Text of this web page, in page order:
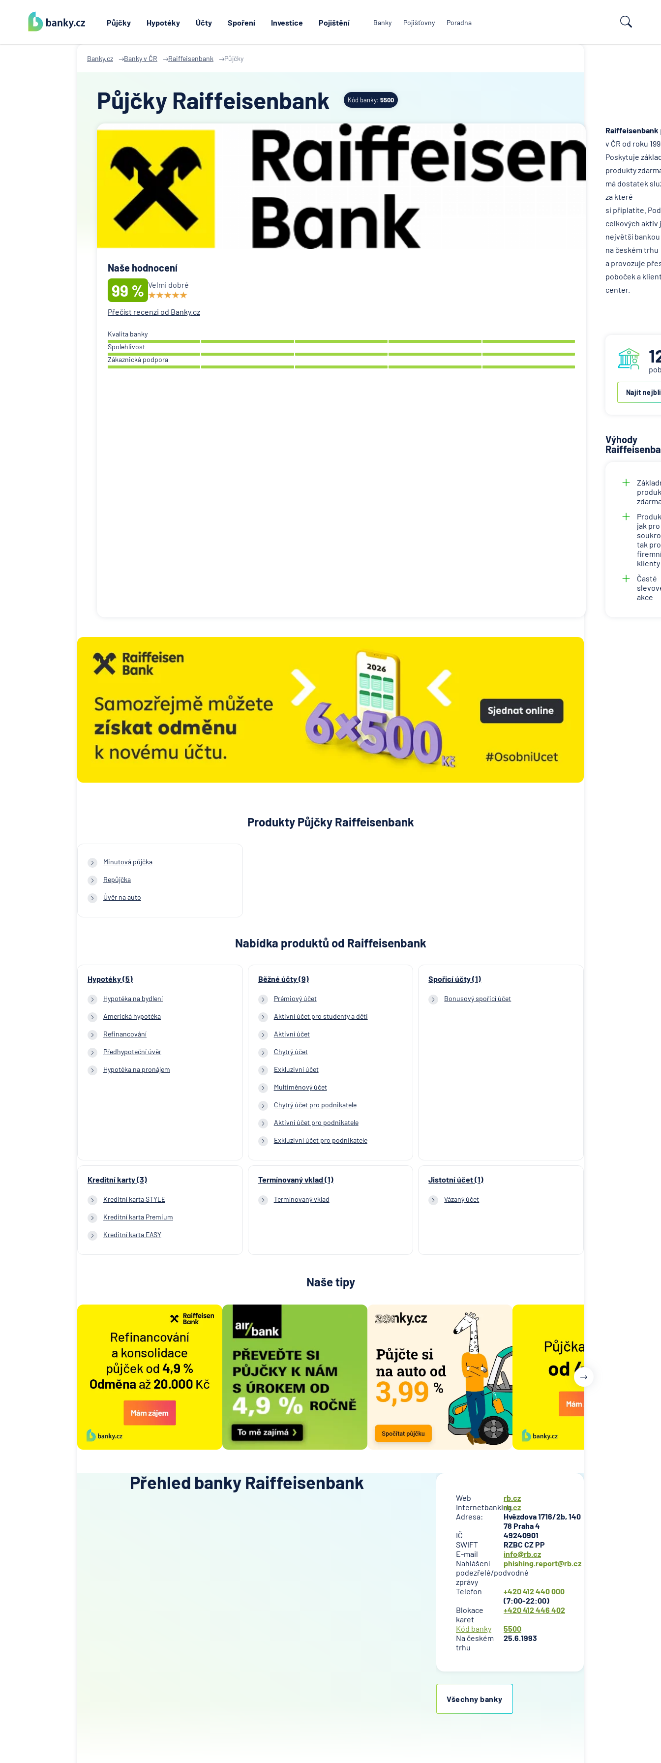
Půjčky Hypotéky Účty Spoření Investice Pojištění Banky Pojišťovny Poradna
Banky.cz Banky v ČR Raiffeisenbank Půjčky
Půjčky Raiffeisenbank Kód banky: 5500
Naše hodnocení
99 % Velmi dobré
Přečíst recenzi od Banky.cz
Kvalita banky
Spolehlivost
Zákaznická podpora
Raiffeisenbank
v ČR od roku
Poskytuje
produkty
má dostatek
za které
si připlatíte.
celkových aktiv
největší bankou
na českém trhu
a provozuje
poboček a
center.
Najít
Výhody
jak pro
tak pro
firemní
klienty
Časté
akce
Produkty Půjčky Raiffeisenbank
Minutová půjčka
Repůjčka
Úvěr na auto
Nabídka produktů od Raiffeisenbank
Hypotéky (5)
Hypotéka na bydlení
Americká hypotéka
Refinancování
Předhypoteční úvěr
Hypotéka na pronájem
Běžné účty (9)
Prémiový účet
Aktivní účet pro studenty a děti
Aktivní účet
Chytrý účet
Exkluzivní účet
Multiměnový účet
Chytrý účet pro podnikatele
Aktivní účet pro podnikatele
Exkluzivní účet pro podnikatele
Spořicí účty (1)
Bonusový spořicí účet
Kreditní karty (3)
Kreditní karta STYLE
Kreditní karta Premium
Kreditní karta EASY
Termínovaný vklad (1)
Termínovaný vklad
Jistotní účet (1)
Vázaný účet
Naše tipy
Přehled banky Raiffeisenbank
Web
rb.cz
Internetbankingrb.cz
Adresa:
Hvězdova 1716/2b, 140
78 Praha 4
IČ
49240901
SWIFT
RZBC CZ PP
E-mail
info@rb.cz
Nahlášení
podezřelé/podvodné
zprávy
phishing.report@rb.cz
Telefon
+420 412 440 000
(7:00-22:00)
Blokace
karet
+420 412 446 402
Kód banky
5500
Na českém
trhu
25.6.1993
Všechny banky